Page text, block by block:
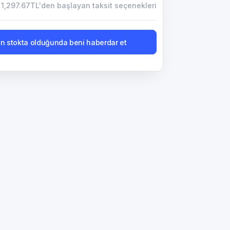
1,297.67TL'den başlayan taksit seçenekleri
stokta olduğunda beni haberdar et